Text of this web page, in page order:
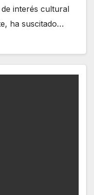
interés cultural
ha suscitado…